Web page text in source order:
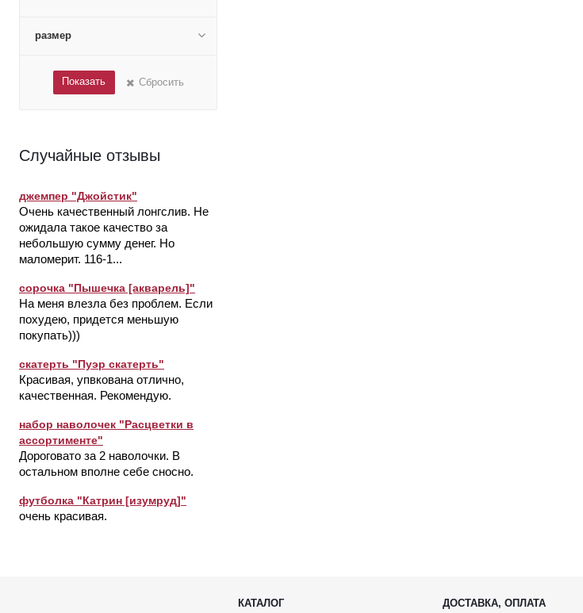
размер
Показать Сбросить
Случайные отзывы
джемпер "Джойстик"
Очень качественный лонгслив. Не
ожидала такое качество за
небольшую сумму денег. Но
маломерит. 116-1...
сорочка "Пышечка [акварель]"
На меня влезла без проблем. Если
похудею, придется меньшую
покупать)))
скатерть "Пуэр скатерть"
Красивая, упвкована отлично,
качественная. Рекомендую.
набор наволочек "Расцветки в
ассортименте"
Дороговато за 2 наволочки. В
остальном вполне себе сносно.
футболка "Катрин [изумруд]"
очень красивая.
КАТАЛОГ ДОСТАВКА, ОПЛАТА